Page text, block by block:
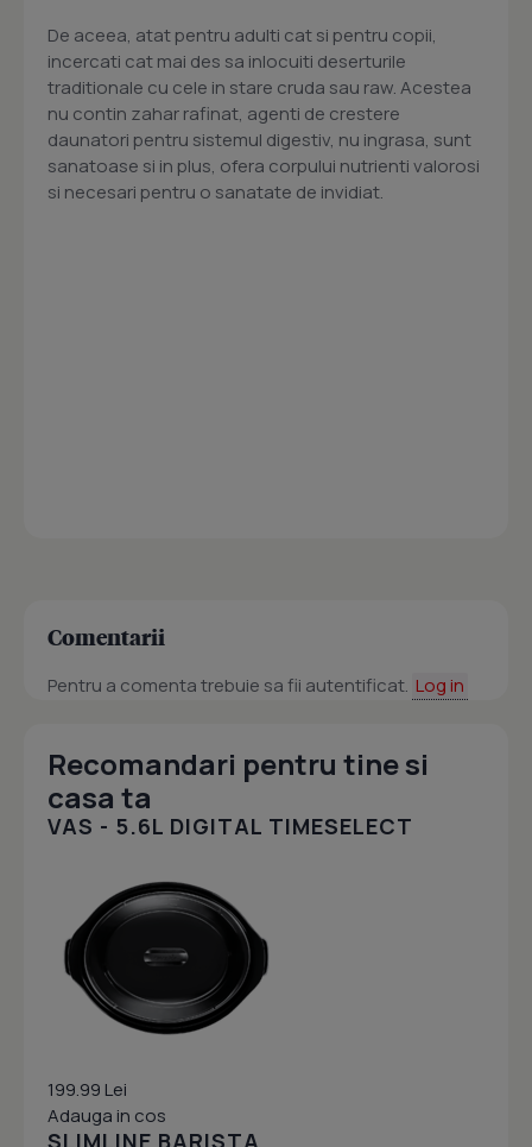
De aceea, atat pentru adulti cat si pentru copii,
incercati cat mai des sa inlocuiti deserturile
traditionale cu cele in stare cruda sau raw. Acestea
nu contin zahar rafinat, agenti de crestere
daunatori pentru sistemul digestiv, nu ingrasa, sunt
sanatoase si in plus, ofera corpului nutrienti valorosi
si necesari pentru o sanatate de invidiat.
Comentarii
Pentru a comenta trebuie sa fii autentificat. Log in
Recomandari pentru tine si
casa ta
VAS - 5.6L DIGITAL TIMESELECT
199.99 Lei
Adauga in cos